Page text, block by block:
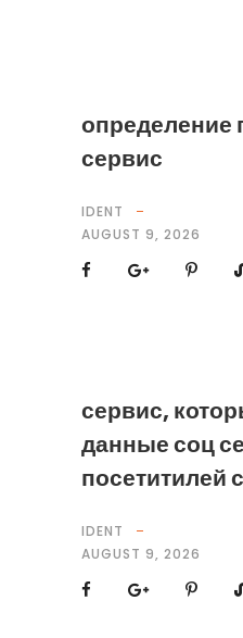
определение
сервис
IDENT
AUGUST 9, 2026
сервис,
данные соц
посетитилей
IDENT
AUGUST 9, 2026